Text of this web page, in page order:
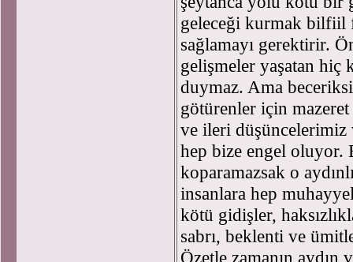
geleceği kurmak bilfiil
sağlamayı gerektirir.
gelişmeler yaşatan hiç
duymaz. Ama
götürenler için
ve ileri düşüncelerimiz
hep bize engel oluyor.
koparamazsak o
insanlara hep
kötü gidişler,
sabrı, beklenti ve
Özetle zamanın aydın